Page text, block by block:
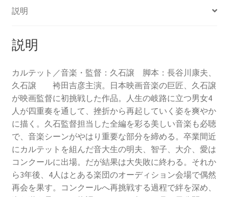
説明
説明
カルテット／音楽・監督：久石譲 脚本：長谷川康夫、
久石譲 袴田吉彦主演。日本映画音楽の巨匠、久石譲
が映画監督に初挑戦した作品。人生の岐路に立つ男女4
人が四重奏を通して、挫折から再起していく姿を爽やか
に描く。久石監督担当した全編を彩る美しい音楽も必聴
で、音楽シーンがやはり重要な部分を締める。卒業間近
にカルテットを組んだ音大生の明夫、智子、大介、愛は
コンクールに出場。だが結果は大失敗に終わる。それか
ら3年後、4人はとある楽団のオーディション会場で偶然
再会を果す。コンクールへ再挑戦する過程で絆を深め、